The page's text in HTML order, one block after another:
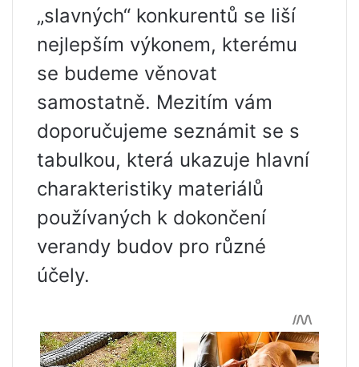
„slavných“ konkurentů se liší
nejlepším výkonem, kterému
se budeme věnovat
samostatně. Mezitím vám
doporučujeme seznámit se s
tabulkou, která ukazuje hlavní
charakteristiky materiálů
používaných k dokončení
verandy budov pro různé
účely.